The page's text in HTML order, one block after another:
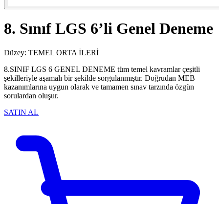
8. Sınıf LGS 6’li Genel Deneme
Düzey: TEMEL ORTA İLERİ
8.SINIF LGS 6 GENEL DENEME tüm temel kavramlar çeşitli
şekilleriyle aşamalı bir şekilde sorgulanmıştır. Doğrudan MEB
kazanımlarına uygun olarak ve tamamen sınav tarzında özgün
sorulardan oluşur.
SATIN AL